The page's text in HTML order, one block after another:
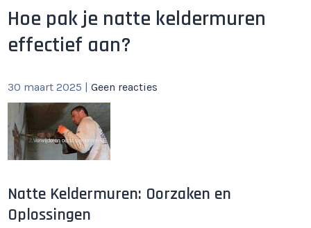
Hoe pak je natte keldermuren
effectief aan?
30 maart 2025 |Geen reacties
Natte Keldermuren: Oorzaken en
Oplossingen